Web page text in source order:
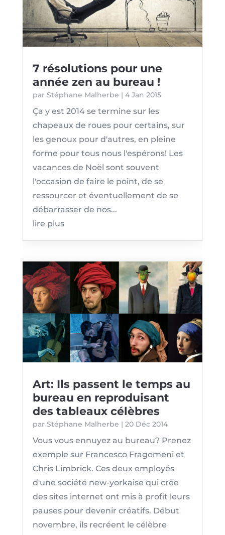
7 résolutions pour une
année zen au bureau !
par Stéphane Malherbe | 4 Jan 2015
Ça y est 2014 se termine sur les
chapeaux de roues pour certains, sur
les genoux pour d'autres, en pleine
forme pour tous nous l'espérons! Les
vacances de Noël sont souvent
l'occasion de faire le point, de se
ressourcer et éventuellement de se
débarrasser de nos...
lire plus
Art: Ils passent le temps au
bureau en reproduisant
des tableaux célèbres
par Stéphane Malherbe | 20 Déc 2014
Vous vous ennuyez au bureau? Prenez
exemple sur Francesco Fragomeni et
Chris Limbrick. Ces deux employés
d'une société new-yorkaise qui crée
des sites internet ont mis à profit leurs
pauses pour devenir créatifs. Début
novembre, ils recréent le célèbre